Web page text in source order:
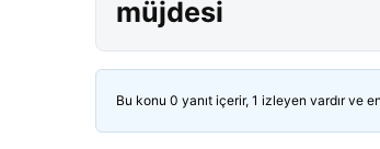
müjdesi
Bu konu 0 yanıt içerir, 1 izleyen vardır ve